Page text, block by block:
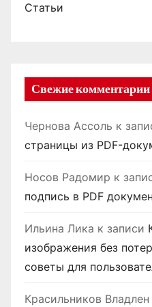
Статьи
Свежие комментарии
Чернова Ассоль к
страницы из PDF-
Носов Радомир к
подпись в PDF
Ильина Лика к записи
изображения без
советы для
Красильников Владлен